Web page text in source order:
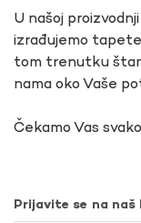
U našoj
izrađujemo
tom trenutku
nama oko Vaše
Čekamo Vas
Prijavite se na naš